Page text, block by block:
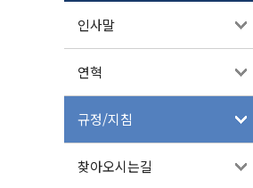
인사말
연혁
규정/지침
찾아오시는길